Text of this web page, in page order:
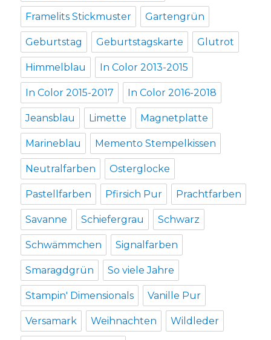
Framelits Stickmuster Gartengrün
Geburtstag Geburtstagskarte Glutrot
Himmelblau In Color 2013-2015
In Color 2015-2017 In Color 2016-2018
Jeansblau Limette Magnetplatte
Marineblau Memento Stempelkissen
Neutralfarben Osterglocke
Pastellfarben Pfirsich Pur Prachtfarben
Savanne Schiefergrau Schwarz
Schwämmchen Signalfarben
Smaragdgrün So viele Jahre
Stampin' Dimensionals Vanille Pur
Versamark Weihnachten Wildleder